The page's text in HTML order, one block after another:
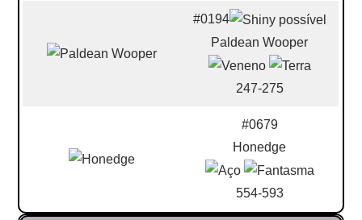
#0194
Paldean Wooper
247-275
#0679
Honedge
554-593